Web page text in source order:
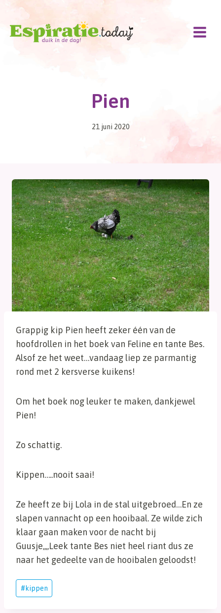
Doorgaan
inhoud
Pien
21 juni 2020
Grappig kip Pien heeft zeker één van de
hoofdrollen in het boek van Feline en tante Bes.
Alsof ze het weet…vandaag liep ze parmantig
rond met 2 kersverse kuikens!
Om het boek nog leuker te maken, dankjewel
Pien!
Zo schattig.
Kippen…..nooit saai!
Ze heeft ze bij Lola in de stal uitgebroed…En ze
slapen vannacht op een hooibaal. Ze wilde zich
klaar gaan maken voor de nacht bij
Guusje,,,,Leek tante Bes niet heel riant dus ze
naar het gedeelte van de hooibalen geloodst!
Bericht
tags:
#kippen